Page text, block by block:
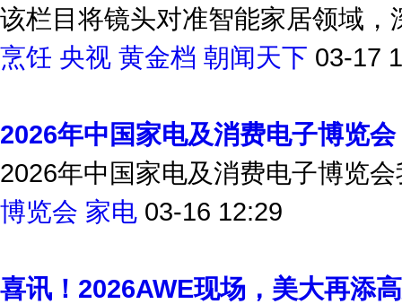
该栏目将镜头对准智能家居领域，
烹饪 央视 黄金档 朝闻天下 03-17
2026年中国家电及消费电子博览
2026年中国家电及消费电子博览
博览会 家电 03-16 12:29
喜讯！2026AWE现场，美大再